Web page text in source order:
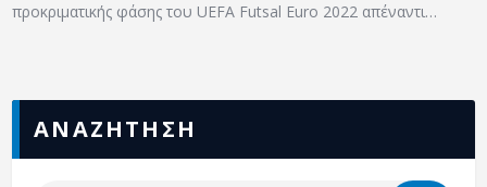
προκριματικής φάσης του UEFA Futsal Euro 2022 απέναντι…
ΑΝΑΖΗΤΗΣΗ